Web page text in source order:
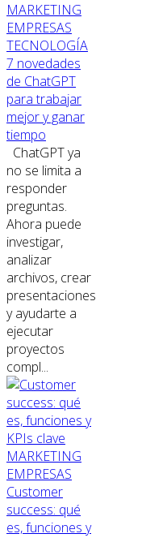
MARKETING
EMPRESAS
TECNOLOGÍA
7 novedades
de ChatGPT
para trabajar
mejor y ganar
tiempo
ChatGPT ya
no se limita a
responder
preguntas.
Ahora puede
investigar,
analizar
archivos, crear
presentaciones
y ayudarte a
ejecutar
proyectos
compl...
MARKETING
EMPRESAS
Customer
success: qué
es, funciones y